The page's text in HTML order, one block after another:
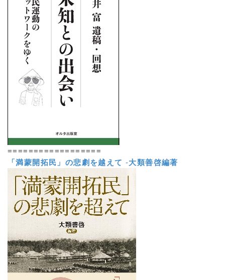
==================
「満蒙開拓民」の悲劇を越えて -大類善啓編著